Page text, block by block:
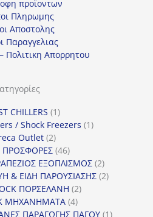
προϊοντων
Πληρωμης
Αποστολης
Παραγγελιας
Πολιτικη Απορρητου
CHILLERS 11
προϊόν
/ Shock Freezers 11
Outlet 22
προϊόντα
ΠΡΟΣΦΟΡΕΣ 4646
προϊόντα
ΕΞΟΠΛΙΣΜΟΣ 22
προϊόντα
& ΕΙΔΗ ΠΑΡΟΥΣΙΑΣΗΣ 22
ΠΟΡΣΕΛΑΝΗ 22
ΜΗΧΑΝΗΜΑΤΑ 44
προϊόντα
ΠΑΡΑΓΩΓΗΣ ΠΑΓΟΥ 11